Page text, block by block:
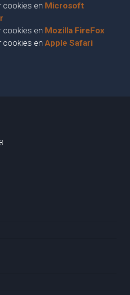
cookies en Microsoft
cookies en Mozilla FireFox
cookies enApple Safari